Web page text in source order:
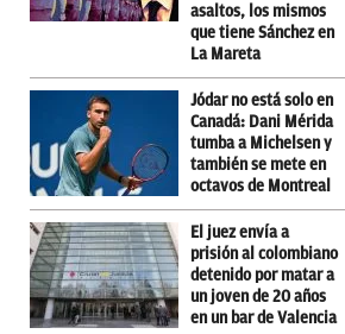
asaltos, los mismos
que tiene Sánchez en
La Mareta
Jódar no está solo en
Canadá: Dani Mérida
tumba a Michelsen y
también se mete en
octavos de Montreal
El juez envía a
prisión al colombiano
detenido por matar a
un joven de 20 años
en un bar de Valencia